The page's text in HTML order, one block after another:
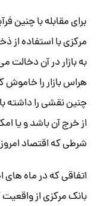
برای مقابله با چنین
مرکزی با استفاده از
به بازار در آن دخالت
هراس بازار را خاموش
چنین نقشی را داشته
از خرج آن باشد و یا
شرطی که اقتصاد
اتفاقی که در ماه های
بانک مرکزی از